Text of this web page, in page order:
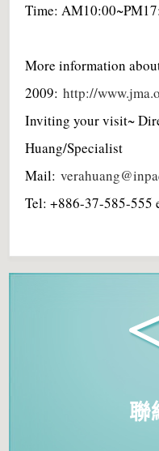
Time:
More information
2009:http://
Inviting your visit~
Huang/Specialist
Mail:
Tel: +886-37-585-555
聯